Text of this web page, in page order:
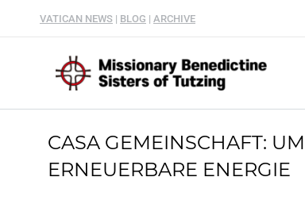
VATICAN NEWS | BLOG | ARCHIVE
CASA GEMEINSCHAFT:
ERNEUERBARE ENERGIE